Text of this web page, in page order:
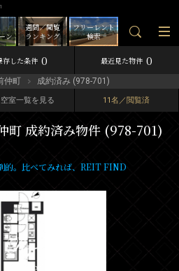
フリーレント
検索
週間／閲覧
ランキング
ン
存した条件 0 最近見た物件 0
仲町 成約済み (978-701)
空室一覧を見る 11名／閲覧済
町 成約済み物件 (978-701)
的。比べてみれば、REIT FIND